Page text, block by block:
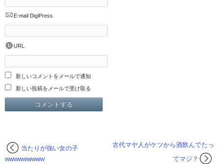
E-mail DigiPress
URL
新しいコメントをメールで通知
新しい投稿をメールで受け取る
古代マヤ人がケツから酒飲んでたっ
てマジ？
当たりが強い女の子
wwwwwwwww